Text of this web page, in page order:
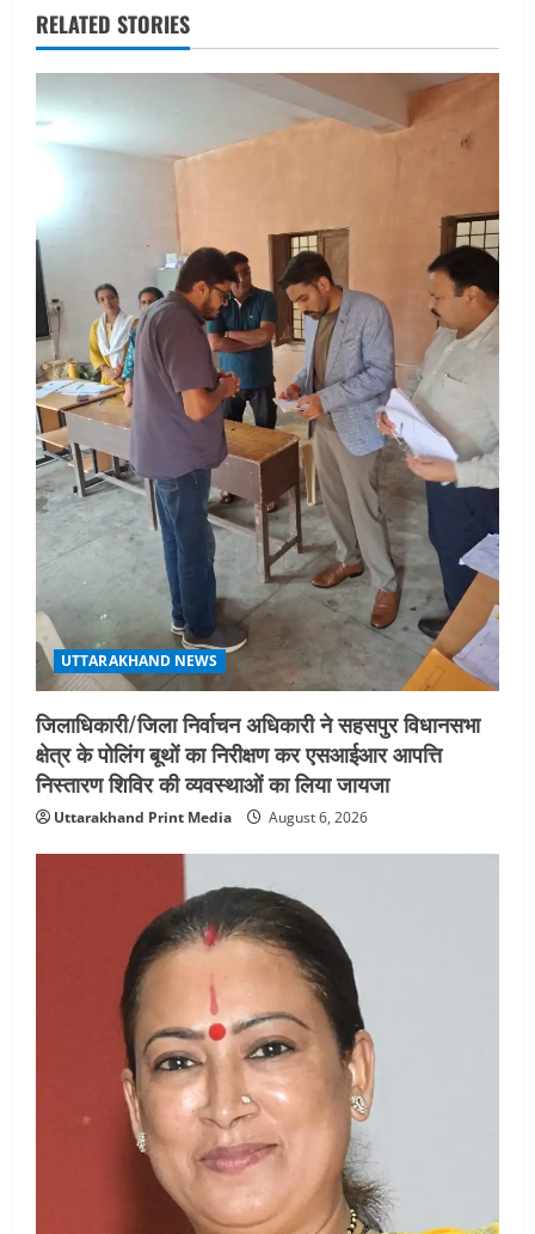
a
t
i
n
RELATED STORIES
UTTARAKHAND NEWS
जिलाधिकारी/जिला निर्वाचन अधिकारी ने सहसपुर विधानसभा
क्षेत्र के पोलिंग बूथों का निरीक्षण कर एसआईआर आपत्ति
निस्तारण शिविर की व्यवस्थाओं का लिया जायजा
Uttarakhand Print Media August 6, 2026